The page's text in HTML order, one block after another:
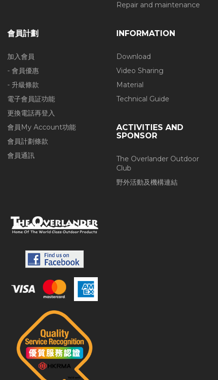
Repair and maintenance
會員計劃
加入會員
- 會員優惠
- 升級條款
電子會員証功能
更換電話再登入
會員My Account功能
會員計劃條款
會員通訊
INFORMATION
Download
Video Sharing
Material
Technical Guide
ACTIVITIES AND
SPONSOR
The Overlander Outdoor
Club
野外活動及機構連結